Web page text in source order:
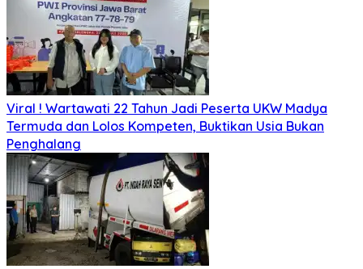
Viral ! Wartawati 22 Tahun Jadi Peserta UKW Madya
Termuda dan Lolos Kompeten, Buktikan Usia Bukan
Penghalang